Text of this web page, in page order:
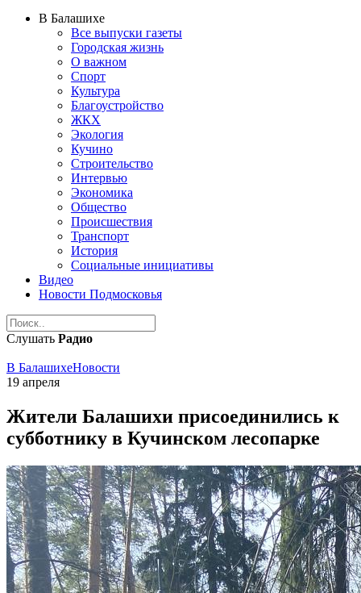
В Балашихе
Все выпуски газеты
Городская жизнь
О важном
Спорт
Культура
Благоустройство
ЖКХ
Экология
Кучино
Строительство
Интервью
Экономика
Общество
Происшествия
Транспорт
История
Социальные инициативы
Видео
Новости Подмосковья
Слушать Радио
В БалашихеНовости
19 апреля
Жители Балашихи присоединились к
субботнику в Кучинском лесопарке